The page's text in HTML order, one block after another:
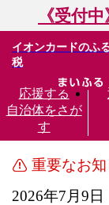
《受付
イオンカードのふ
税
応援する
自治体をさが
す
重要なお
2026年7月9日